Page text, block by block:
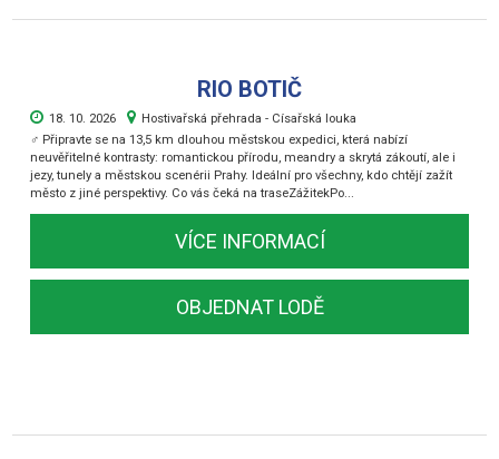
RIO BOTIČ
18. 10. 2026
Hostivařská přehrada - Císařská louka
‍♂️ Připravte se na 13,5 km dlouhou městskou expedici, která nabízí
neuvěřitelné kontrasty: romantickou přírodu, meandry a skrytá zákoutí, ale i
jezy, tunely a městskou scenérii Prahy. Ideální pro všechny, kdo chtějí zažít
město z jiné perspektivy. Co vás čeká na traseZážitekPo...
VÍCE INFORMACÍ
OBJEDNAT LODĚ